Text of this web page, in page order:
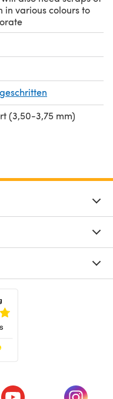
in various colours to
(3,50-3,75 mm)
Tab)
einem neuen Tab)
(öffnet sich in einem
(öffnet